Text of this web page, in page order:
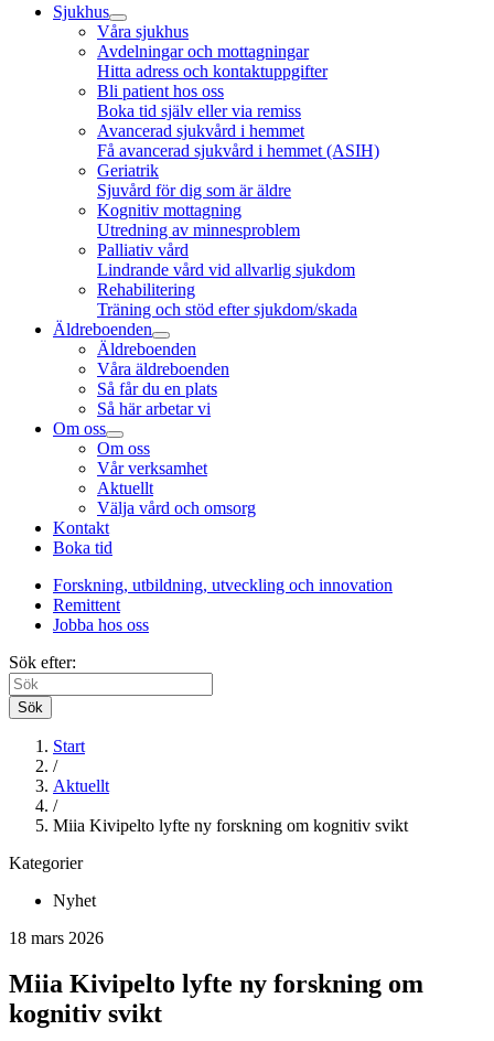
Sjukhus
Våra sjukhus
Avdelningar och mottagningar
Hitta adress och kontaktuppgifter
Bli patient hos oss
Boka tid själv eller via remiss
Avancerad sjukvård i hemmet
Få avancerad sjukvård i hemmet (ASIH)
Geriatrik
Sjuvård för dig som är äldre
Kognitiv mottagning
Utredning av minnesproblem
Palliativ vård
Lindrande vård vid allvarlig sjukdom
Rehabilitering
Träning och stöd efter sjukdom/skada
Äldreboenden
Äldreboenden
Våra äldreboenden
Så får du en plats
Så här arbetar vi
Om oss
Om oss
Vår verksamhet
Aktuellt
Välja vård och omsorg
Kontakt
Boka tid
Forskning, utbildning, utveckling och innovation
Remittent
Jobba hos oss
Sök efter:
Sök
Start
/
Aktuellt
/
Miia Kivipelto lyfte ny forskning om kognitiv svikt
Kategorier
Nyhet
18 mars 2026
Miia Kivipelto lyfte ny forskning om
kognitiv svikt